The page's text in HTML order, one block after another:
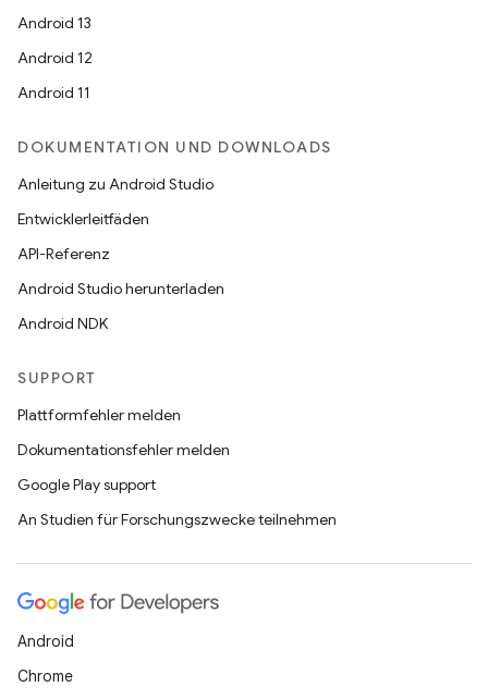
Android 13
Android 12
Android 11
DOKUMENTATION UND DOWNLOADS
Anleitung zu Android Studio
Entwicklerleitfäden
API-Referenz
Android Studio herunterladen
Android NDK
SUPPORT
Plattformfehler melden
Dokumentationsfehler melden
Google Play support
An Studien für Forschungszwecke teilnehmen
Android
Chrome